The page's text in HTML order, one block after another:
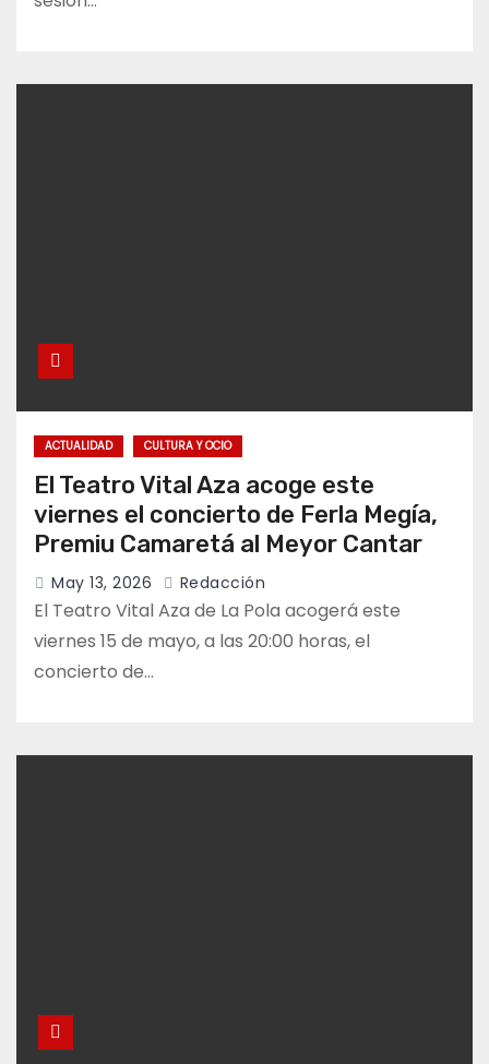
ACTUALIDAD CULTURA Y OCIO
El Teatro Vital Aza acoge este
viernes el concierto de Ferla Megía,
Premiu Camaretá al Meyor Cantar
May 13, 2026 Redacción
El Teatro Vital Aza de La Pola acogerá este
viernes 15 de mayo, a las 20:00 horas, el
concierto de…